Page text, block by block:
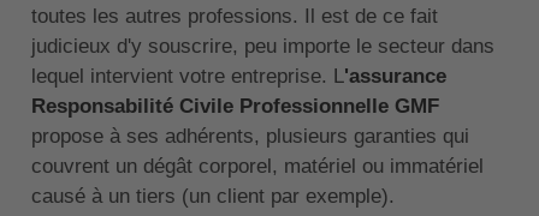
toutes les autres professions. Il est de ce fait
judicieux d'y souscrire, peu importe le secteur dans
lequel intervient votre entreprise. L'assurance
Responsabilité Civile Professionnelle GMF
propose à ses adhérents, plusieurs garanties qui
couvrent un dégât corporel, matériel ou immatériel
causé à un tiers (un client par exemple).